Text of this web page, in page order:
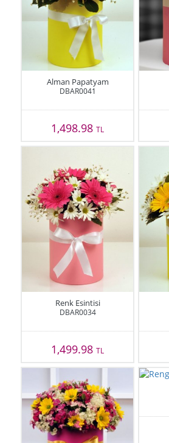
Alman Papatyam
DBAR0041
1,498.98TL
Renk Esintisi
DBAR0034
1,499.98TL